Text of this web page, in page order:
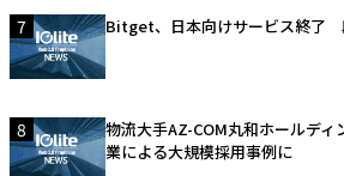
7 Bitget、日本向けサービス終了
8
物流大手AZ-COM丸和ホールデ
業による大規模採用事例に